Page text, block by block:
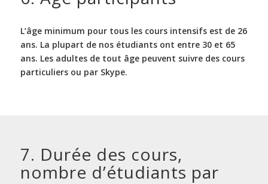
L’âge minimum pour tous les cours intensifs est de 26
ans. La plupart de nos étudiants ont entre 30 et 65
ans. Les adultes de tout âge peuvent suivre des cours
particuliers ou par Skype.
7. Durée des cours,
nombre d’étudiants par